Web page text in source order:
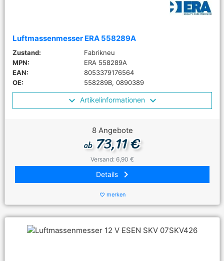
Luftmassenmesser ERA 558289A
Zustand:
Fabrikneu
MPN:
ERA 558289A
EAN:
8053379176564
OE:
558289B, 0890389
Artikelinformationen
8 Angebote
ab73,11 €
Versand: 6,90 €
Details keyboard_arrow_right
favorite_border merken